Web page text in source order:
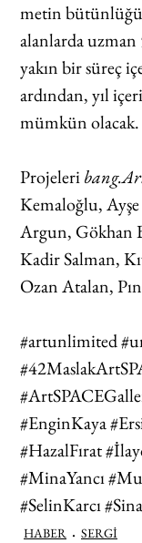
metin bütünlüğü
alanlarda
yakın bir süreç
ardından, yıl
mümkün olacak.
Projeleri
Kemaloğlu,
Argun, Gökhan
Kadir Salman,
Ozan Atalan,
#artunlimited
#EnginKaya
#HazalFırat
#MinaYancı
#SelinKarcı
HABER SERGİ